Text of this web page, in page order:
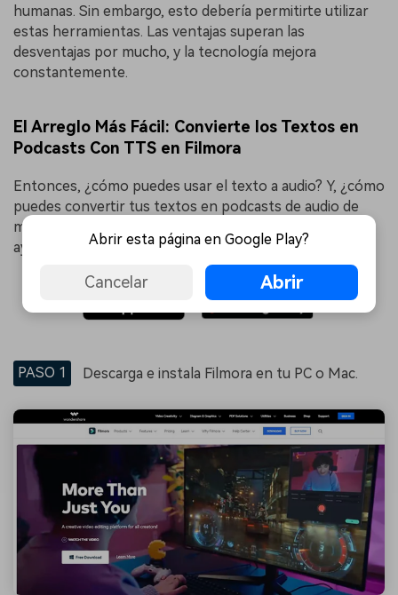
humanas. Sin embargo, esto debería permitirte utilizar
estas herramientas. Las ventajas superan las
desventajas por mucho, y la tecnología mejora
constantemente.
El Arreglo Más Fácil: Convierte los Textos en
Podcasts Con TTS en Filmora
Entonces, ¿cómo puedes usar el texto a audio? Y, ¿cómo
puedes convertir tus textos en podcasts de audio de
manera diaria?
ayuda con eso.
PASO 1 Descarga e instala Filmora en tu PC o Mac.
Abrir esta página en Google Play?
Cancelar Abrir